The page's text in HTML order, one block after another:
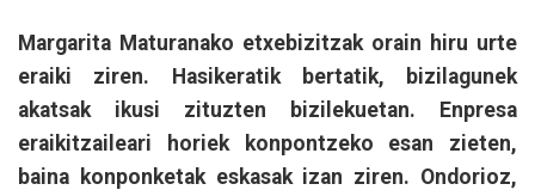
Margarita Maturanako etxebizitzak orain hiru urte
eraiki ziren. Hasikeratik bertatik, bizilagunek
akatsak ikusi zituzten bizilekuetan. Enpresa
eraikitzaileari horiek konpontzeko esan zieten,
baina konponketak eskasak izan ziren. Ondorioz,